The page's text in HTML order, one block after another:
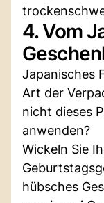
4. Vom
Japanisches
Art der
nicht dieses
anwenden?
Wickeln Sie
hübsches